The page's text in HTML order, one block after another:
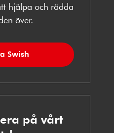
hjälpa och rädda
över.
Swish
på vårt